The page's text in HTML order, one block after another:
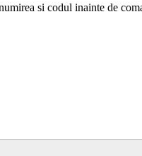
si codul inainte de